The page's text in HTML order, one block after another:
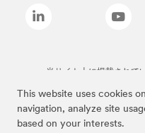
This website uses cookies
navigation, analyze site
based on your interests.
当サイト上に掲載されて